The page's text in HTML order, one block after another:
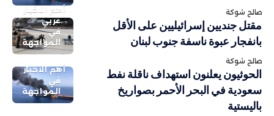
صالح شوكة
أهم الاخبار
عربي
في
المواجهة
مقتل جنديين إسرائيليين على الأقل
بانفجار عبوة ناسفة جنوب لبنان
صالح شوكة
أهم الاخبار
في
المواجهة
الحوثيون يعلنون استهداف ناقلة نفط
سعودية في البحر الأحمر بصواريخ
باليستية